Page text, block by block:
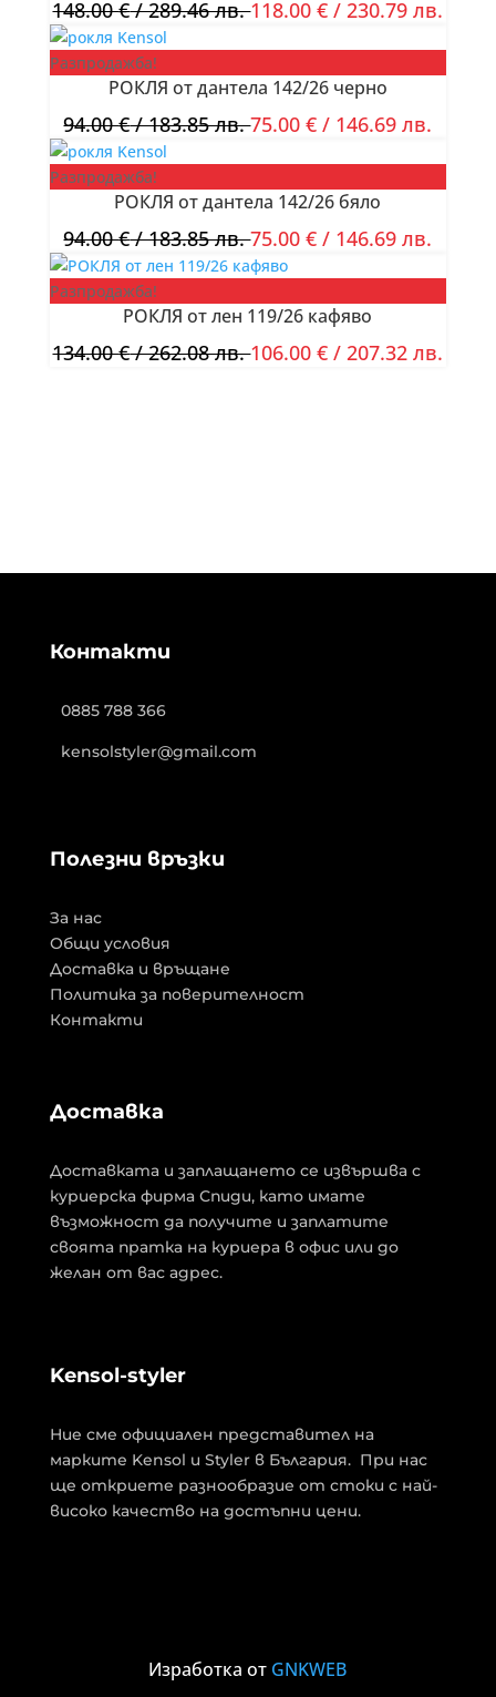
148.00€/ 289.46 лв.118.00€ / 230.79 лв.
Разпродажба!
РОКЛЯ от дантела 142/26 черно
94.00€/ 183.85 лв.75.00€ / 146.69 лв.
Разпродажба!
РОКЛЯ от дантела 142/26 бяло
94.00€/ 183.85 лв.75.00€ / 146.69 лв.
Разпродажба!
РОКЛЯ от лен 119/26 кафяво
134.00€/ 262.08 лв.106.00€ / 207.32 лв.
Контакти
0885 788 366
kensolstyler@gmail.com
Полезни връзки
За нас
Общи условия
Доставка и връщане
Политика за поверителност
Контакти
Доставка
Доставката и заплащането се извършва с
куриерска фирма Спиди, като имате
възможност да получите и заплатите
своята пратка на куриера в офис или до
желан от вас адрес.
Kensol-styler
Ние сме официален представител на
марките Kensol и Styler в България. При нас
ще откриете разнообразие от стоки с най-
високо качество на достъпни цени.
Изработка от GNKWEB